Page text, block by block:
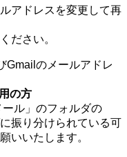
アドレスを変更して再
ださい。
Gmailのメールアドレ
の方
ル」のフォルダの
振り分けられている可
いいたします。